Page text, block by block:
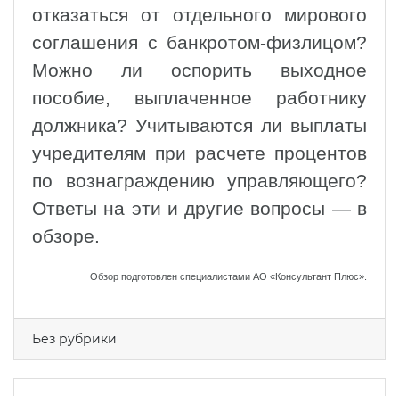
отказаться от отдельного мирового
соглашения с банкротом-физлицом?
Можно ли оспорить выходное
пособие, выплаченное работнику
должника? Учитываются ли выплаты
учредителям при расчете процентов
по вознаграждению управляющего?
Ответы на эти и другие вопросы — в
обзоре.
Обзор подготовлен специалистами АО «Консультант Плюс».
Без рубрики